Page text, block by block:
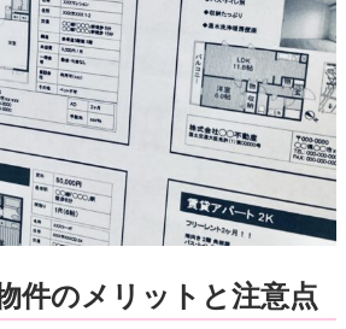
件のメリットと注意点